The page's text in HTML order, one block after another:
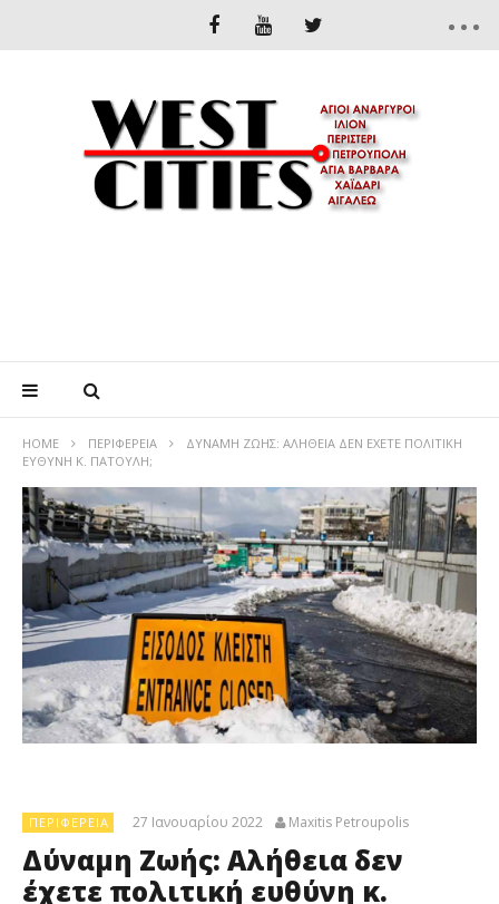
HOME ΠΕΡΙΦΈΡΕΙΑ
ΔΎΝΑΜΗ ΖΩΉΣ: ΑΛΉΘΕΙΑ ΔΕΝ ΈΧΕΤΕ ΠΟΛΙΤΙΚΉ
ΕΥΘΎΝΗ Κ. ΠΑΤΟΎΛΗ;
ΠΕΡΙΦΈΡΕΙΑ 27 Ιανουαρίου 2022 Maxitis Petroupolis
Δύναμη Ζωής: Αλήθεια δεν
έχετε πολιτική ευθύνη κ.